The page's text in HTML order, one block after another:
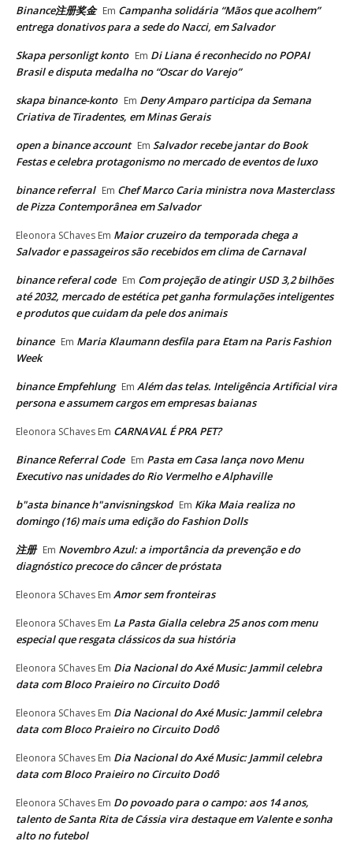
Binance注册奖金 Em Campanha solidária “Mãos que acolhem”
entrega donativos para a sede do Nacci, em Salvador
Skapa personligt konto Em Di Liana é reconhecido no POPAI
Brasil e disputa medalha no “Oscar do Varejo”
skapa binance-konto Em Deny Amparo participa da Semana
Criativa de Tiradentes, em Minas Gerais
open a binance account Em Salvador recebe jantar do Book
Festas e celebra protagonismo no mercado de eventos de luxo
binance referral Em Chef Marco Caria ministra nova Masterclass
de Pizza Contemporânea em Salvador
Eleonora SChaves Em Maior cruzeiro da temporada chega a
Salvador e passageiros são recebidos em clima de Carnaval
binance referal code Em Com projeção de atingir USD 3,2 bilhões
até 2032, mercado de estética pet ganha formulações inteligentes
e produtos que cuidam da pele dos animais
binance Em Maria Klaumann desfila para Etam na Paris Fashion
Week
binance Empfehlung Em Além das telas. Inteligência Artificial vira
persona e assumem cargos em empresas baianas
Eleonora SChaves Em CARNAVAL É PRA PET?
Binance Referral Code Em Pasta em Casa lança novo Menu
Executivo nas unidades do Rio Vermelho e Alphaville
b"asta binance h"anvisningskod Em Kika Maia realiza no
domingo (16) mais uma edição do Fashion Dolls
注册 Em Novembro Azul: a importância da prevenção e do
diagnóstico precoce do câncer de próstata
Eleonora SChaves Em Amor sem fronteiras
Eleonora SChaves Em La Pasta Gialla celebra 25 anos com menu
especial que resgata clássicos da sua história
Eleonora SChaves Em Dia Nacional do Axé Music: Jammil celebra
data com Bloco Praieiro no Circuito Dodô
Eleonora SChaves Em Dia Nacional do Axé Music: Jammil celebra
data com Bloco Praieiro no Circuito Dodô
Eleonora SChaves Em Dia Nacional do Axé Music: Jammil celebra
data com Bloco Praieiro no Circuito Dodô
Eleonora SChaves Em Do povoado para o campo: aos 14 anos,
talento de Santa Rita de Cássia vira destaque em Valente e sonha
alto no futebol